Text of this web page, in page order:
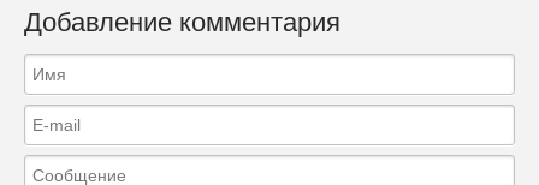
Добавление комментария